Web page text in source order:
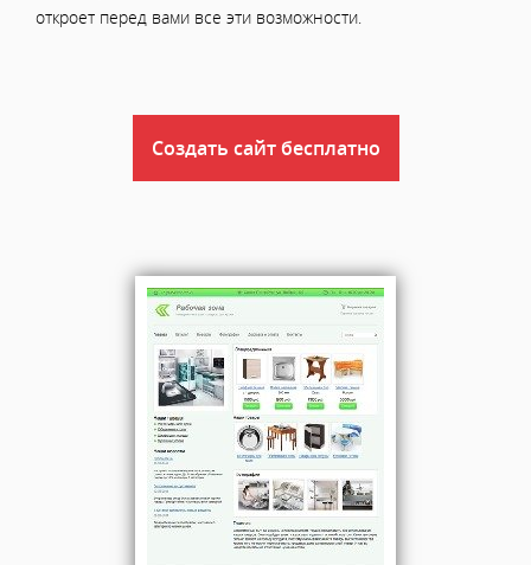
откроет перед вами все эти возможности.
Создать сайт бесплатно